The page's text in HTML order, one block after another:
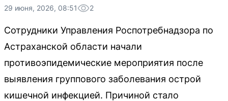
29 июня, 2026, 08:51 2
Сотрудники Управления Роспотребнадзора по
Астраханской области начали
противоэпидемические мероприятия после
выявления группового заболевания острой
кишечной инфекцией. Причиной стало